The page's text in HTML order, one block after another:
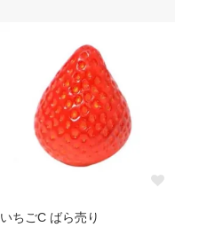
いちごC ばら売り